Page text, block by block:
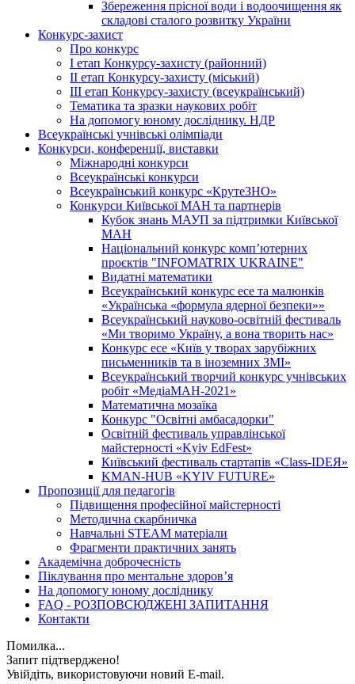
Збереження прісної води і водоочищення як
складові сталого розвитку України
Конкурс-захист
Про конкурс
І етап Конкурсу-захисту (районний)
ІІ етап Конкурсу-захисту (міський)
ІІІ етап Конкурсу-захисту (всеукраїнський)
Тематика та зразки наукових робіт
На допомогу юному досліднику. НДР
Всеукраїнські учнівські олімпіади
Конкурси, конференції, виставки
Міжнародні конкурси
Всеукраїнські конкурси
Всеукраїнський конкурс «КрутеЗНО»
Конкурси Київської МАН та партнерів
Кубок знань МАУП за підтримки Київської
МАН
Національний конкурс комп’ютерних
проєктів "INFOMATRIX UKRAINE"
Видатні математики
Всеукраїнський конкурс есе та малюнків
«Українська «формула ядерної безпеки»»
Всеукраїнський науково-освітній фестиваль
«Ми творимо Україну, а вона творить нас»
Конкурс есе «Київ у творах зарубіжних
письменників та в іноземних ЗМІ»
Всеукраїнський творчий конкурс учнівських
робіт «МедіаМАН-2021»
Математична мозаїка
Конкурс "Освітні амбасадорки"
Освітній фестиваль управлінської
майстерності «Kyiv EdFest»
Київський фестиваль стартапів «Class-IDEЯ»
KMAN-HUB «KYIV FUTURE»
Пропозиції для педагогів
Підвищення професійної майстерності
Методична скарбничка
Навчальні STEAM матеріали
Фрагменти практичних занять
Академічна доброчесність
Піклування про ментальне здоровʼя
На допомогу юному досліднику
FAQ - РОЗПОВСЮДЖЕНІ ЗАПИТАННЯ
Контакти
Помилка...
Запит підтверджено!
Увійдіть, використовуючи новий E-mail.